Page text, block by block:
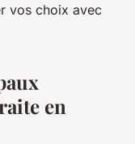
vos choix avec
en